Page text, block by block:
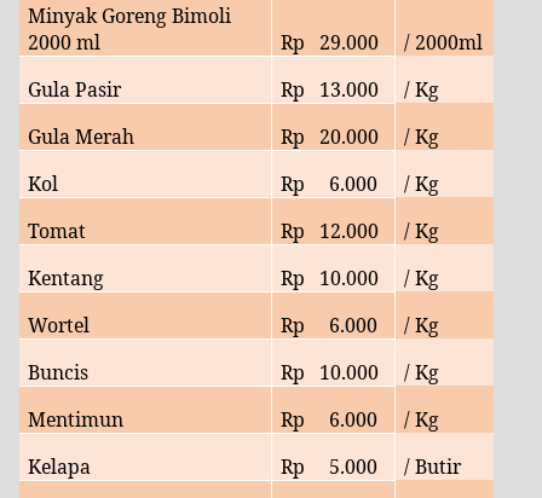
Minyak Goreng Bimoli
2000 ml
Rp 29.000
/ 2000ml
Gula Pasir
Rp 13.000
/ Kg
Gula Merah
Rp 20.000
/ Kg
Kol
Rp 6.000
/ Kg
Tomat
Rp 12.000
/ Kg
Kentang
Rp 10.000
/ Kg
Wortel
Rp 6.000
/ Kg
Buncis
Rp 10.000
/ Kg
Mentimun
Rp 6.000
/ Kg
Kelapa
Rp 5.000
/ Butir